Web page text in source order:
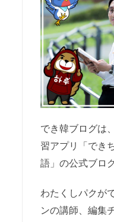
でき韓ブログは
習アプリ「でき
語」の公式ブロ
わたくしパクが
ンの講師、編集